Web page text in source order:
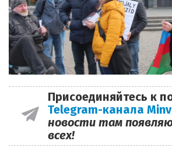
Присоединяйтесь к
Telegram-канала
новости там
всех!